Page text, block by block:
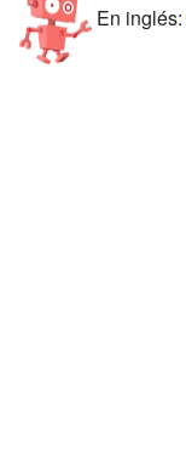
En inglés: